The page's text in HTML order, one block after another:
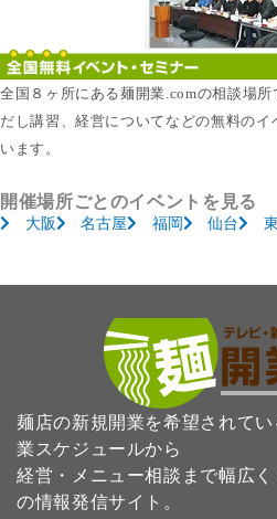
全国８ヶ所にある麺開業.comの相談場所
だし講習、経営についてなどの無料の
います。
開催場所ごとのイベントを見る
大阪 名古屋 福岡 仙台
麺店の新規開業を希望されて
業スケジュールから
経営・メニュー相談まで幅広
の情報発信サイト。